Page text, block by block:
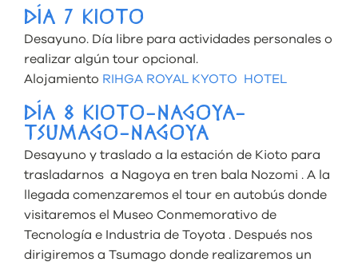
DÍA 7 KIOTO
Desayuno. Día libre para actividades personales o
realizar algún tour opcional.
Alojamiento RIHGA ROYAL KYOTO HOTEL
DÍA 8 KIOTO-NAGOYA-
TSUMAGO-NAGOYA
Desayuno y traslado a la estación de Kioto para
trasladarnos a Nagoya en tren bala Nozomi . A la
llegada comenzaremos el tour en autobús donde
visitaremos el Museo Conmemorativo de
Tecnología e Industria de Toyota . Después nos
dirigiremos a Tsumago donde realizaremos un